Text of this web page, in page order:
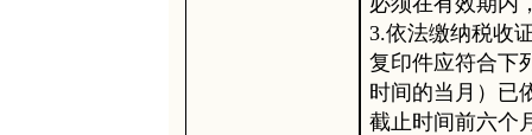
3.依法缴纳税收
复印件应符合下
时间的当月）已
截止时间前六个